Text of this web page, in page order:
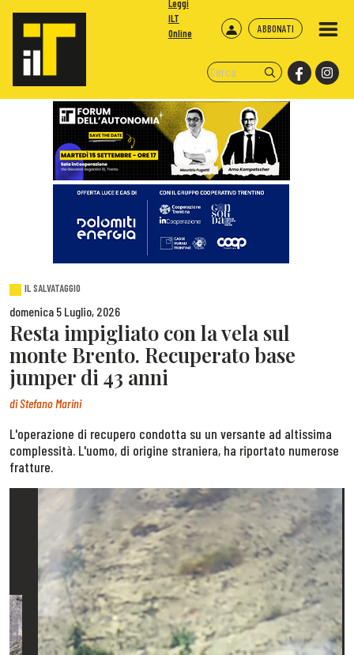
ABBONATI
Leggi
ILT
Online
IL SALVATAGGIO
domenica 5 Luglio, 2026
Resta impigliato con la vela sul
monte Brento. Recuperato base
jumper di 43 anni
diStefano Marini
L'operazione di recupero condotta su un versante ad altissima
complessità. L'uomo, di origine straniera, ha riportato numerose
fratture.